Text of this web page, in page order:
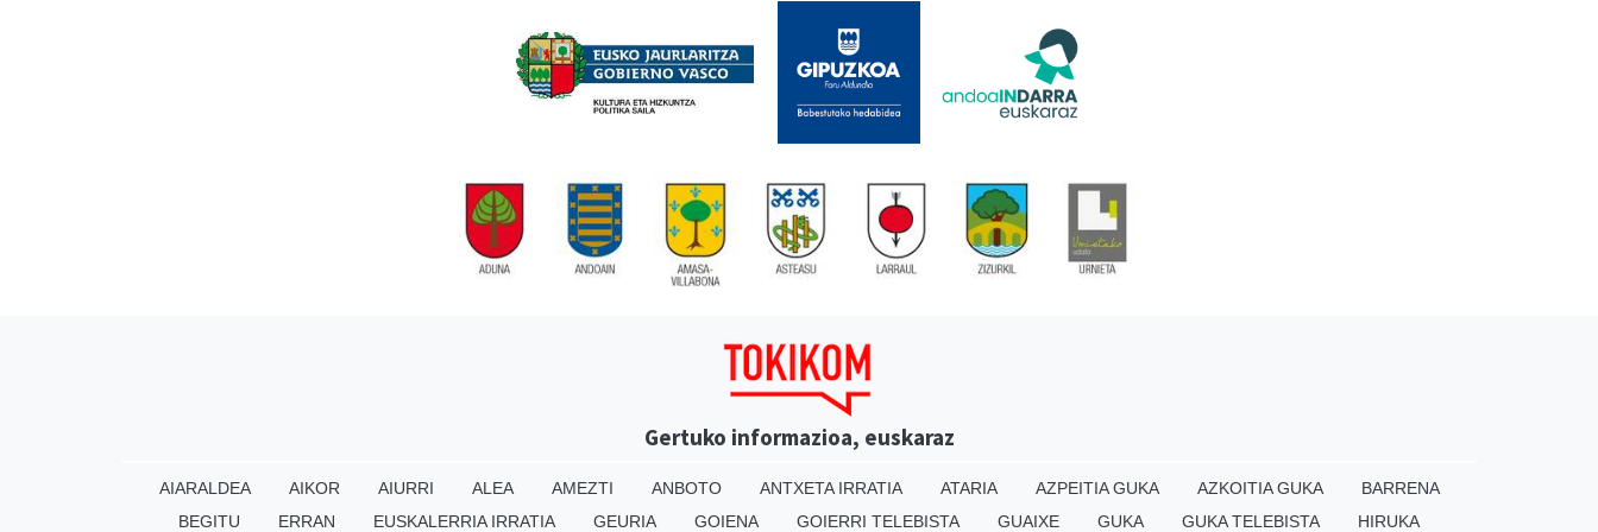
Gertuko informazioa, euskaraz
AIARALDEA AIKOR AIURRI ALEA AMEZTI ANBOTO ANTXETA IRRATIA ATARIA AZPEITIA GUKA AZKOITIA GUKA
BARRENA
BEGITU
ERRAN EUSKALERRIA IRRATIA GEURIA GOIENA GOIERRI TELEBISTA GUAIXE GUKA GUKA TELEBISTA HIRUKA